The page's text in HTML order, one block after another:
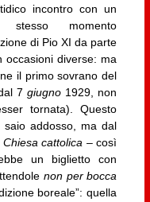
incontro con un
stesso momento
di Pio XI da parte
diverse: ma
il primo sovrano del
7giugno 1929, non
tornata). Questo
saio addosso, ma dal
cattolica – così
un biglietto con
non per bocca
boreale”: quella